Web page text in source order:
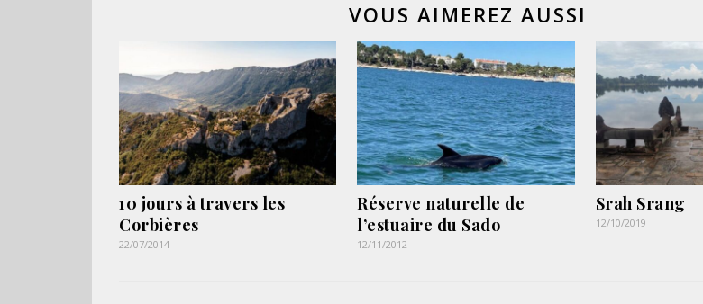
VOUS AIMEREZ AUSSI
10 jours à travers les
Corbières
22/07/2014
Réserve naturelle de
l’estuaire du Sado
12/11/2012
Srah Srang
12/10/2019